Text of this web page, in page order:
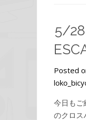
5/
Posted
今日もご
のクロス